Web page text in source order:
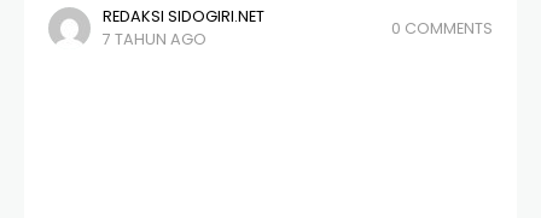
REDAKSI SIDOGIRI.NET
7 TAHUN AGO
0 COMMENTS